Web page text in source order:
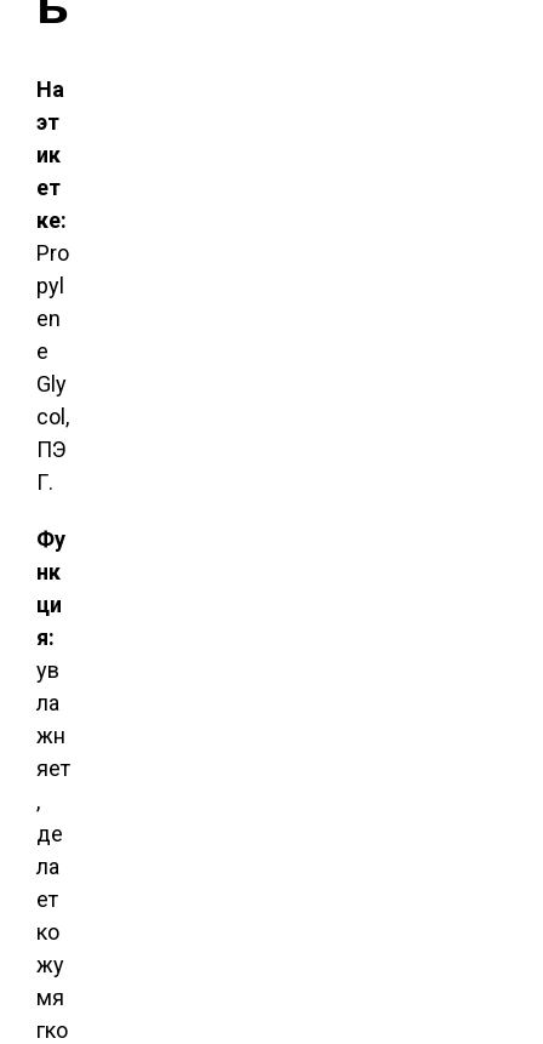
На
эт
ик
ет
ке:
Pro
pyl
en
e
Gly
col,
ПЭ
Г.
Фу
нк
ци
я:
ув
ла
жн
яет
,
де
ла
ет
ко
жу
мя
гко